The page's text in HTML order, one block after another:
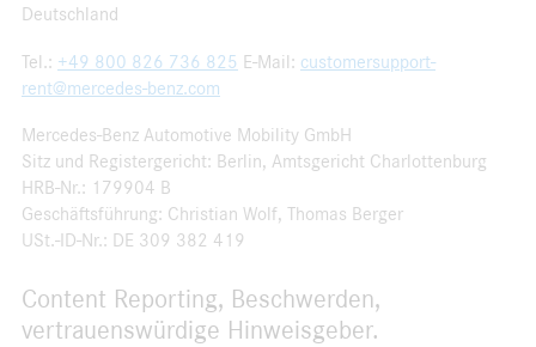
Deutschland
Tel.: +49 800 826 736 825 E-Mail: customersupport-
rent@mercedes-benz.com
Mercedes-Benz Automotive Mobility GmbH
Sitz und Registergericht: Berlin, Amtsgericht Charlottenburg
HRB-Nr.: 179904 B
Geschäftsführung: Christian Wolf, Thomas Berger
USt.-ID-Nr.: DE 309 382 419
Content Reporting, Beschwerden,
vertrauenswürdige Hinweisgeber.